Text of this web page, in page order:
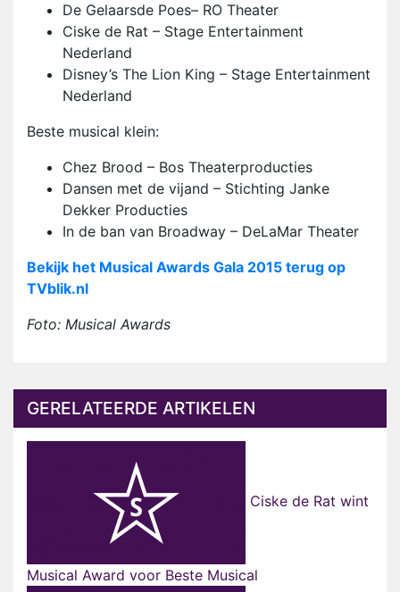
De Gelaarsde Poes– RO Theater
Ciske de Rat – Stage Entertainment
Nederland
Disney’s The Lion King – Stage Entertainment
Nederland
Beste musical klein:
Chez Brood – Bos Theaterproducties
Dansen met de vijand – Stichting Janke
Dekker Producties
In de ban van Broadway – DeLaMar Theater
Bekijk het Musical Awards Gala 2015 terug op
TVblik.nl
Foto: Musical Awards
GERELATEERDE ARTIKELEN
Ciske de Rat wint
Musical Award voor Beste Musical